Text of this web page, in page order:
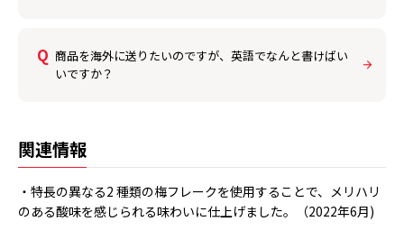
商品を海外に送りたいのですが、英語でなんと書けばい
いですか？
関連情報
・特長の異なる2 種類の梅フレークを使用することで、メリハリ
のある酸味を感じられる味わいに仕上げました。（2022年6月)